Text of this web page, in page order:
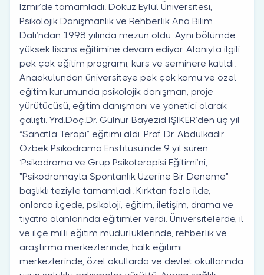
İzmir’de tamamladı. Dokuz Eylül Üniversitesi,
Psikolojik Danışmanlık ve Rehberlik Ana Bilim
Dalı’ndan 1998 yılında mezun oldu. Aynı bölümde
yüksek lisans eğitimine devam ediyor. Alanıyla ilgili
pek çok eğitim programı, kurs ve seminere katıldı.
Anaokulundan üniversiteye pek çok kamu ve özel
eğitim kurumunda psikolojik danışman, proje
yürütücüsü, eğitim danışmanı ve yönetici olarak
çalıştı. Yrd.Doç.Dr. Gülnur Bayezid IŞIKER’den üç yıl
“Sanatla Terapi” eğitimi aldı. Prof. Dr. Abdulkadir
Özbek Psikodrama Enstitüsü'nde 9 yıl süren
‘Psikodrama ve Grup Psikoterapisi Eğitimi’ni,
"Psikodramayla Spontanlık Üzerine Bir Deneme"
başlıklı teziyle tamamladı. Kırktan fazla ilde,
onlarca ilçede, psikoloji, eğitim, iletişim, drama ve
tiyatro alanlarında eğitimler verdi. Üniversitelerde, il
ve ilçe milli eğitim müdürlüklerinde, rehberlik ve
araştırma merkezlerinde, halk eğitimi
merkezlerinde, özel okullarda ve devlet okullarında